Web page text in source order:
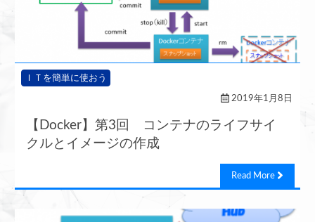
ＩＴを簡単に使おう
2019年1月8日
【Docker】第3回 コンテナのライフサイ
クルとイメージの作成
Read More